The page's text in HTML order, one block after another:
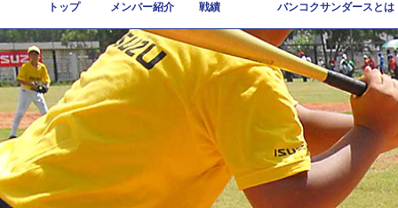
トップ メンバー紹介 戦績 バンコクサンダースとは